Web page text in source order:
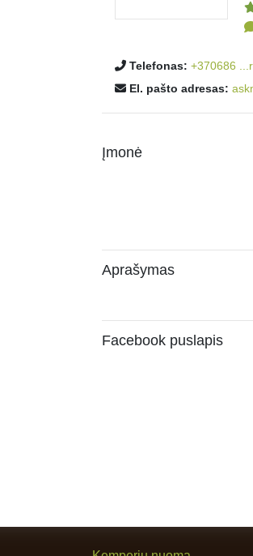
Telefonas: +370686
El. pašto adresas:
Įmonė
Aprašymas
Facebook puslapis